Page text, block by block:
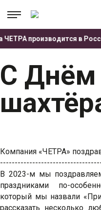
производится в
Главная . Пресс-центр . Новости .
С Днём
Компания «ЧЕТРА»
В 2023-м мы
праздниками по-
который мы назвали
рассказать несколько